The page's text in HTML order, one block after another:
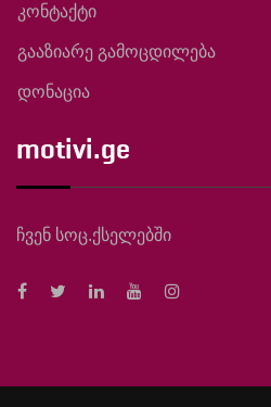
კონტაქტი
გააზიარე გამოცდილება
დონაცია
motivi.ge
ჩვენ სოც.ქსელებში